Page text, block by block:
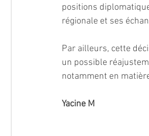
positions
régionale et ses
Par ailleurs, cette
un possible
notamment en
Yacine M